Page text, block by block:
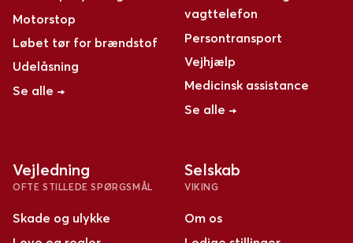
Motorstop
Løbet tør for brændstof
Udelåsning
Se alle →
vagttelefon
Persontransport
Vejhjælp
Medicinsk assistance
Se alle →
Vejledning
OFTE STILLEDE SPØRGSMÅL
Skade og ulykke
Selskab
VIKING
Om os